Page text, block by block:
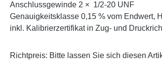
Anschlussgewinde 2 × 1/2-20 UNF
Genauigkeitsklasse 0,15 % vom Endwert,
inkl. Kalibrierzertifikat in Zug- und
Richtpreis: Bitte lassen Sie sich diesen